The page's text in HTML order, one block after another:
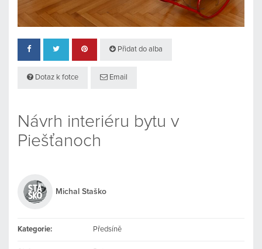
Přidat do alba
Dotaz k fotce Email
Návrh interiéru bytu v
Piešťanoch
Michal Staško
Kategorie: Předsíně